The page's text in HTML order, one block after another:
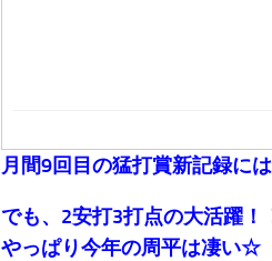
月間9回目の猛打賞新記録に
でも、2安打3打点の大活躍！
やっぱり今年の周平は凄い☆